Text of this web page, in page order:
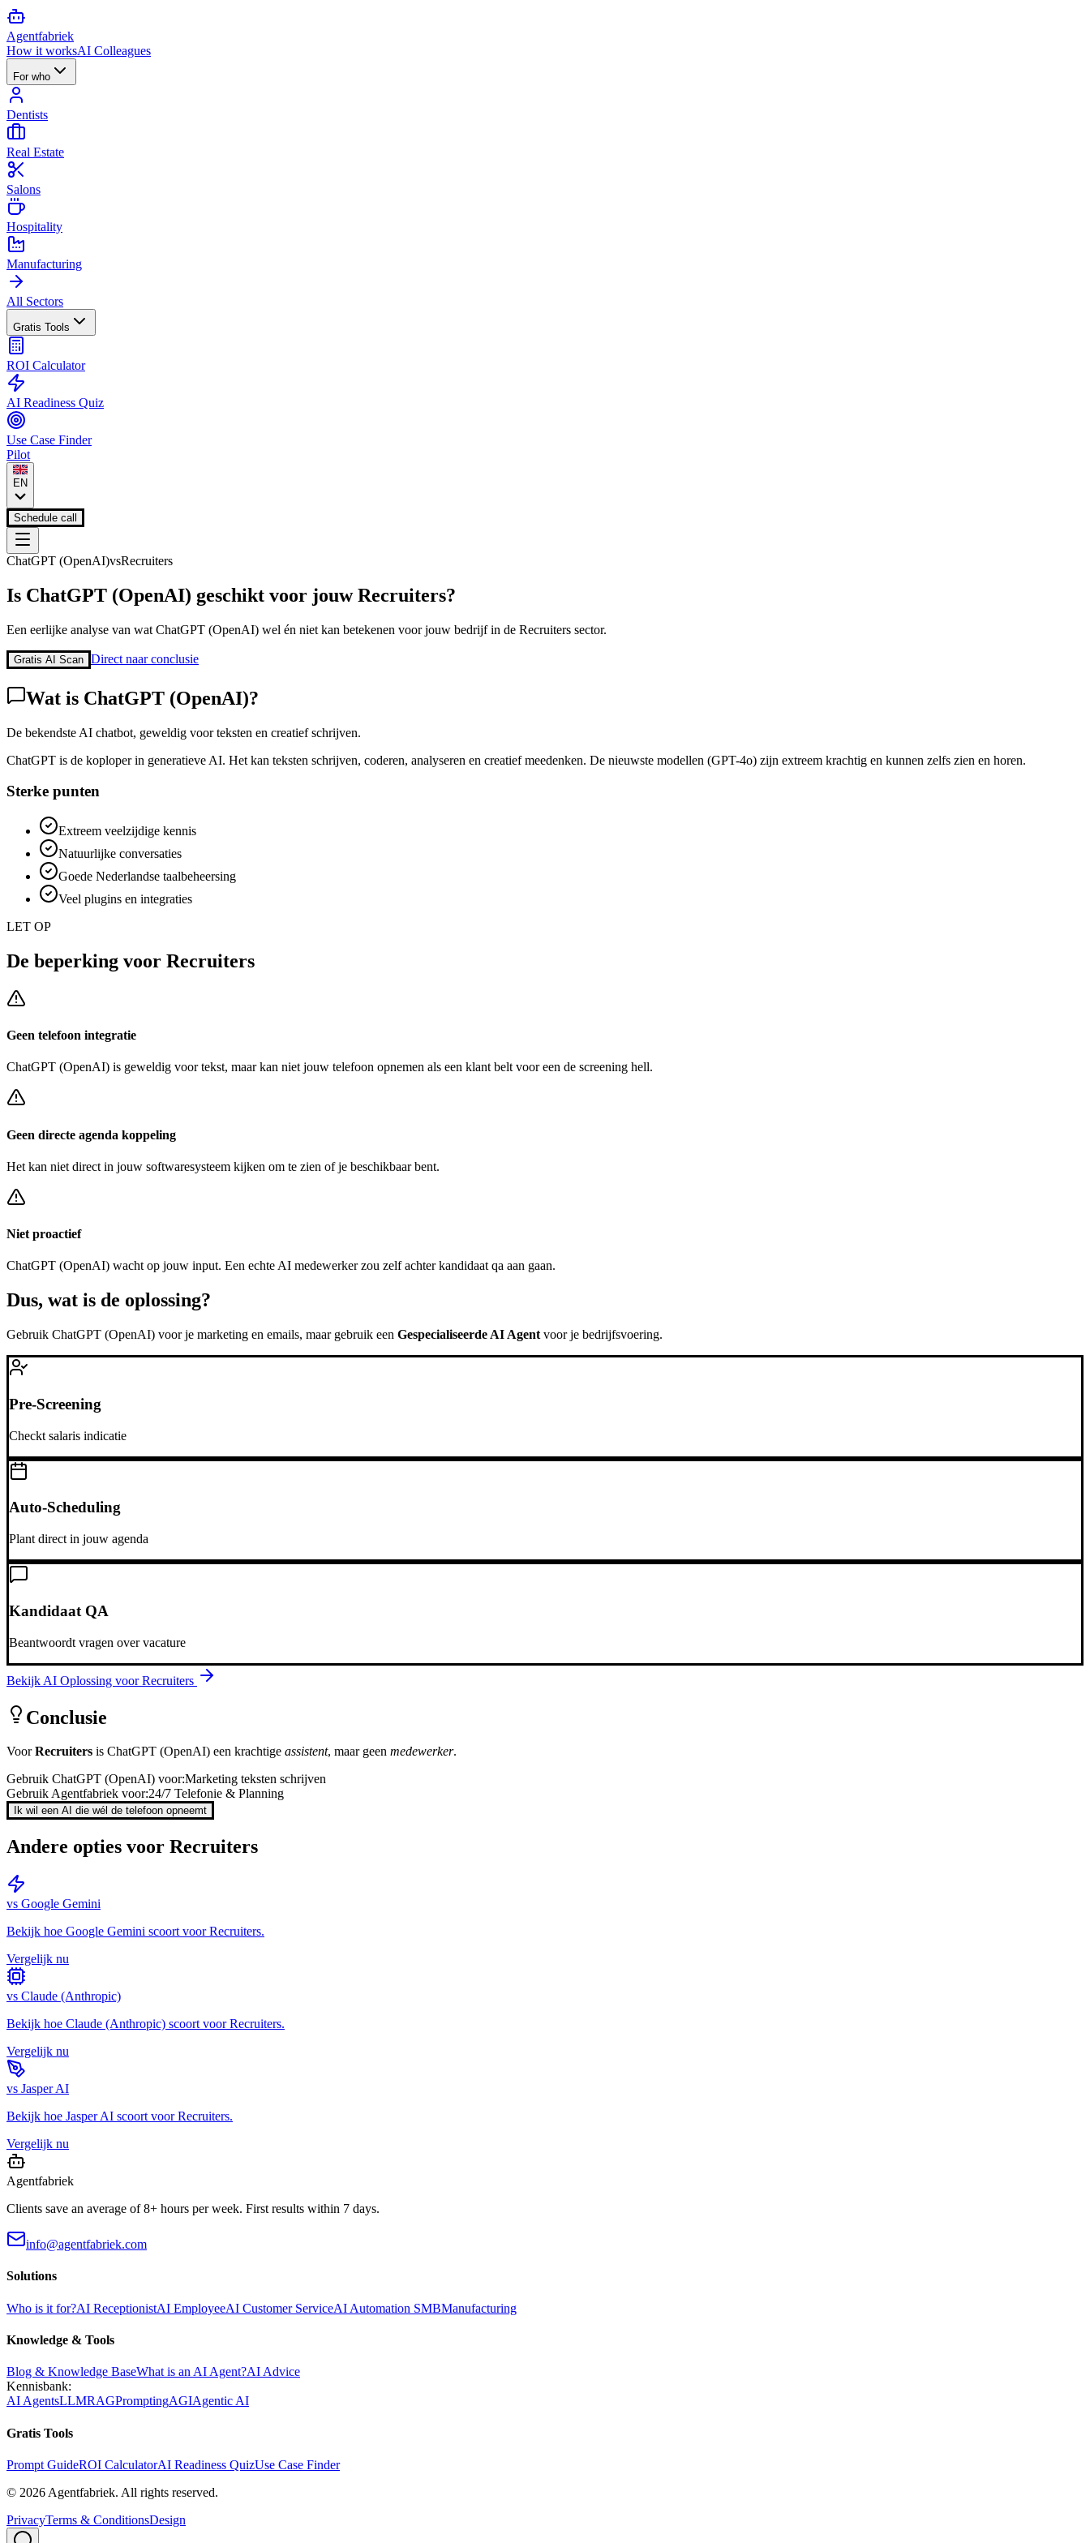
Agentfabriek
How it worksAI Colleagues
For who
Dentists
Real Estate
Salons
Hospitality
Manufacturing
All Sectors
Gratis Tools
ROI Calculator
AI Readiness Quiz
Use Case Finder
Pilot
EN
Schedule call
ChatGPT (OpenAI)vsRecruiters
Is ChatGPT (OpenAI) geschikt voor jouwRecruiters?
Een eerlijke analyse van wat ChatGPT (OpenAI) wel én niet kan betekenen voor jouw bedrijf in de Recruiters sector.
Gratis AI Scan Direct naar conclusie
Wat is ChatGPT (OpenAI)?
De bekendste AI chatbot, geweldig voor teksten en creatief schrijven.
ChatGPT is de koploper in generatieve AI. Het kan teksten schrijven, coderen, analyseren en creatief meedenken. De nieuwste modellen (GPT-4o) zijn extreem krachtig en kunnen zelfs zien en horen.
Sterke punten
Extreem veelzijdige kennis
Natuurlijke conversaties
Goede Nederlandse taalbeheersing
Veel plugins en integraties
LET OP
De beperking voor Recruiters
Geen telefoon integratie
ChatGPT (OpenAI) is geweldig voor tekst, maar kan niet jouw telefoon opnemen als een klant belt voor een de screening hell.
Geen directe agenda koppeling
Het kan niet direct in jouw softwaresysteem kijken om te zien of je beschikbaar bent.
Niet proactief
ChatGPT (OpenAI) wacht op jouw input. Een echte AI medewerker zou zelf achterkandidaat qa aan gaan.
Dus, wat is de oplossing?
Gebruik ChatGPT (OpenAI) voor je marketing en emails, maar gebruik een Gespecialiseerde AI Agent voor je bedrijfsvoering.
Pre-Screening
Checkt salaris indicatie
Auto-Scheduling
Plant direct in jouw agenda
Kandidaat QA
Beantwoordt vragen over vacature
Bekijk AI Oplossing voorRecruiters
Conclusie
VoorRecruiters is ChatGPT (OpenAI) een krachtige assistent, maar geen medewerker.
Gebruik ChatGPT (OpenAI) voor:Marketing teksten schrijven
Gebruik Agentfabriek voor:24/7 Telefonie & Planning
Ik wil een AI die wél de telefoon opneemt
Andere opties voor Recruiters
vs Google Gemini
Bekijk hoe Google Gemini scoort voorRecruiters.
Vergelijk nu
vs Claude (Anthropic)
Bekijk hoe Claude (Anthropic) scoort voorRecruiters.
Vergelijk nu
vs Jasper AI
Bekijk hoe Jasper AI scoort voorRecruiters.
Vergelijk nu
Agentfabriek
Clients save an average of 8+ hours per week. First results within 7 days.
info@agentfabriek.com
Solutions
Who is it for?AI ReceptionistAI EmployeeAI Customer ServiceAI Automation SMBManufacturing
Knowledge & Tools
Blog & Knowledge BaseWhat is an AI Agent?AI Advice
Kennisbank:
AI AgentsLLMRAGPromptingAGIAgentic AI
Gratis Tools
Prompt GuideROI CalculatorAI Readiness QuizUse Case Finder
© 2026 Agentfabriek. All rights reserved.
PrivacyTerms & ConditionsDesign